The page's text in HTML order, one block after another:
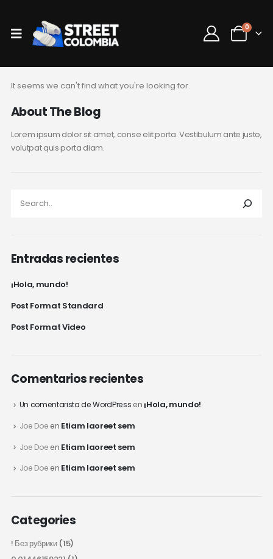
0
It seems we can't find what you're looking for.
About The Blog
Lorem ipsum dolor sit amet, conse elit porta. Vestibulum ante justo,
volutpat quis porta diam.
Entradas recientes
¡Hola, mundo!
Post Format Standard
Post Format Video
Comentarios recientes
Un comentarista de WordPress en ¡Hola, mundo!
Joe Doe en Etiam laoreet sem
Joe Doe en Etiam laoreet sem
Joe Doe en Etiam laoreet sem
Categories
! Без рубрики(15)